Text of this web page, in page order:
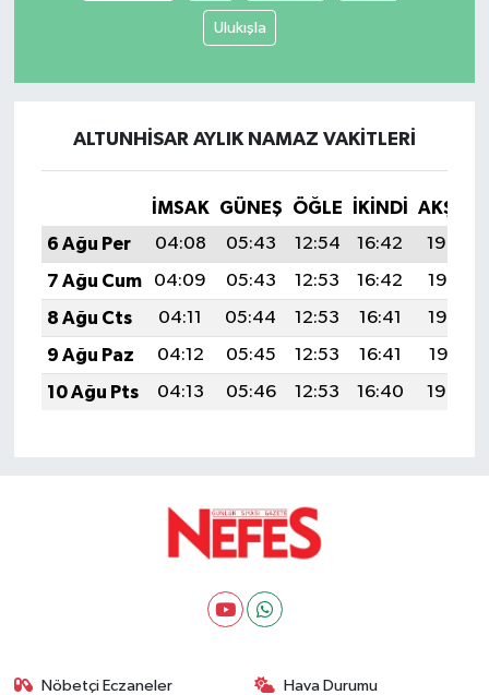
Ulukışla
ALTUNHISAR AYLIK NAMAZ VAKITLERI
İMSAK GÜNEŞ ÖĞLE İKINDI
AKŞAM
6 Ağu Per
04:08 05:43 12:54 16:42
19:54
7 Ağu Cum
04:09 05:43 12:53 16:42
19:53
8 Ağu Cts
04:11 05:44 12:53 16:41
19:52
9 Ağu Paz
04:12 05:45 12:53 16:41
19:51
10 Ağu Pts
04:13 05:46 12:53 16:40 19:50
Nöbetçi Eczaneler Hava Durumu